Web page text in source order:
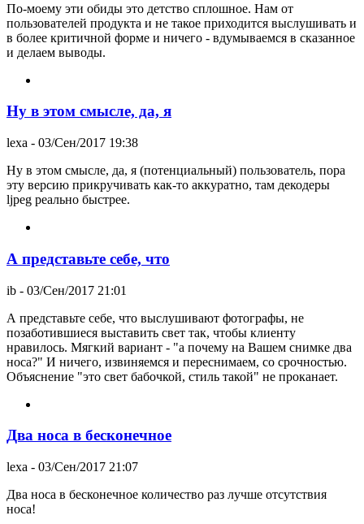
По-моему эти обиды это детство сплошное. Нам от
пользователей продукта и не такое приходится выслушивать и
в более критичной форме и ничего - вдумываемся в сказанное
и делаем выводы.
Ну в этом смысле, да, я
lexa - 03/Сен/2017 19:38
Ну в этом смысле, да, я (потенциальный) пользователь, пора
эту версию прикручивать как-то аккуратно, там декодеры
ljpeg реально быстрее.
А представьте себе, что
ib - 03/Сен/2017 21:01
А представьте себе, что выслушивают фотографы, не
позаботившиеся выставить свет так, чтобы клиенту
нравилось. Мягкий вариант - "а почему на Вашем снимке два
носа?" И ничего, извиняемся и переснимаем, со срочностью.
Объяснение "это свет бабочкой, стиль такой" не проканает.
Два носа в бесконечное
lexa - 03/Сен/2017 21:07
Два носа в бесконечное количество раз лучше отсутствия
носа!